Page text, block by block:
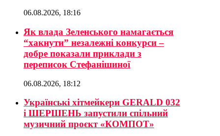
06.08.2026, 18:16
Як влада Зеленського намагається
“хакнути” незалежні конкурси –
добре показали приклади з
переписок Стефанішиної
06.08.2026, 18:12
Українські хітмейкери GERALD 032
і ШЕРШЕНЬ запустили спільний
музичний проєкт «КОМПОТ»